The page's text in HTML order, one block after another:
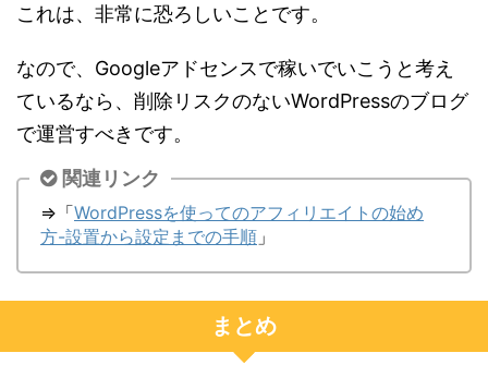
これは、非常に恐ろしいことです。
なので、Googleアドセンスで稼いでいこうと考え
ているなら、削除リスクのないWordPressのブログ
で運営すべきです。
関連リンク
⇒「WordPressを使ってのアフィリエイトの始め
方-設置から設定までの手順 」
まとめ